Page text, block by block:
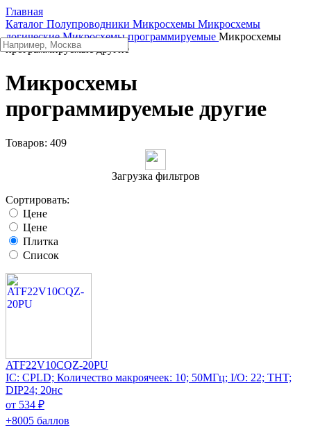
Главная
Каталог Полупроводники Микросхемы Микросхемы
логические Микросхемы программируемые Микросхемы
программируемые другие
Микросхемы
программируемые другие
Товаров: 409
Загрузка фильтров
Сортировать:
Цене
Цене
Плитка
Список
ATF22V10CQZ-20PU
IC: CPLD; Количество макроячеек: 10; 50МГц; I/O: 22; THT;
DIP24; 20нс
от 534 ₽
+8005 баллов